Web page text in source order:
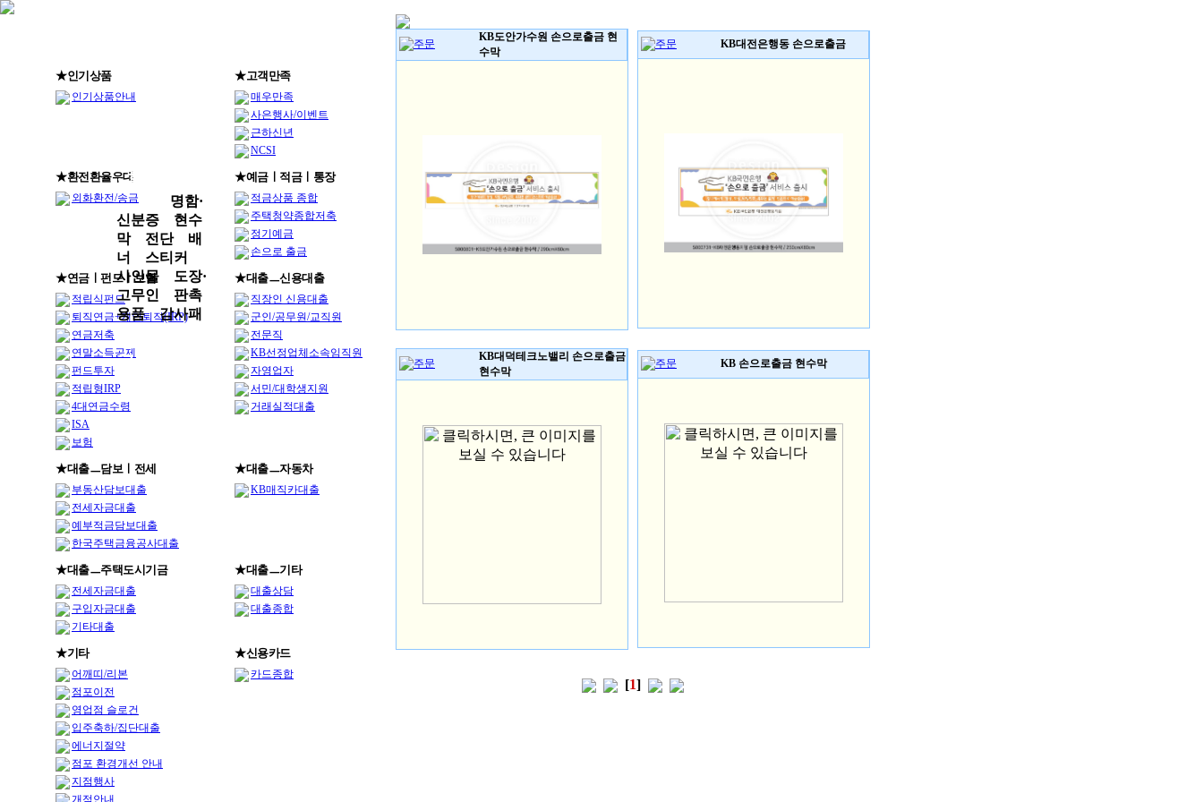
· 확인
명함·
신분증
현수
막
전단
배
너
스티커
사인물
도장·
고무인
판촉
용품
감사패
로주문하
기
★인기상품
인기상품안내
★고객만족
매우만족
사은행사/이벤트
근하신년
NCSI
★환전환율우대
외화환전/송금
★예금ㅣ적금ㅣ통장
적금상품 종합
주택청약종합저축
정기예금
손으로 출금
★연금ㅣ펀드ㅣ보험
적립식펀드
퇴직연금+개인퇴직(IRP)
연금저축
연말소득공제
펀드투자
적립형IRP
4대연금수령
ISA
보험
★대출ㅡ신용대출
직장인 신용대출
군인/공무원/교직원
전문직
KB선정업체소속임직원
자영업자
서민/대학생지원
거래실적대출
★대출ㅡ담보ㅣ전세
부동산담보대출
전세자금대출
예부적금담보대출
한국주택금융공사대출
★대출ㅡ자동차
KB매직카대출
★대출ㅡ주택도시기금
전세자금대출
구입자금대출
기타대출
★대출ㅡ기타
대출상담
대출종합
★기타
어깨띠/리본
점포이전
영업점 슬로건
입주축하/집단대출
에너지절약
점포 환경개선 안내
지점행사
개점안내
★신용카드
카드종합
KB도안가수원 손으로출금 현
수막
KB대전은행동 손으로출금
KB대덕테크노밸리 손으로출금
현수막
KB 손으로출금 현수막
[1]